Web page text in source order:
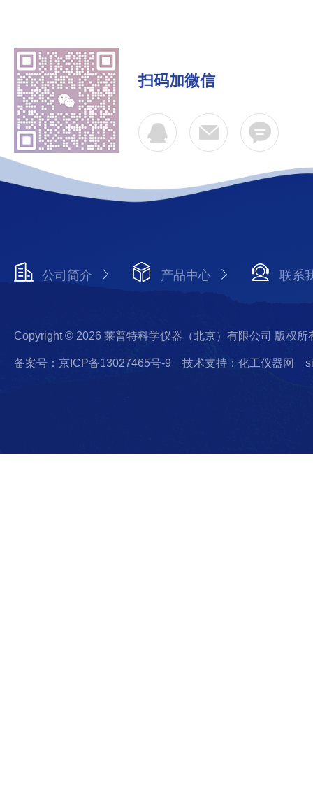
扫码加微信
公司简介 产品中心 联系
Copyright © 2026 莱普特科学仪器（北京）有限公司 版权所
备案号：京ICP备13027465号-9 技术支持：化工仪器网